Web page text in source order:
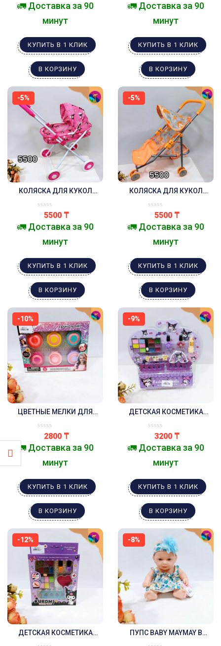
🚛 Доставка за 90
минут
КУПИТЬ В 1 КЛИК
В КОРЗИНУ
🚛 Доставка за 90
минут
КУПИТЬ В 1 КЛИК
В КОРЗИНУ
-5%
КОЛЯСКА ДЛЯ КУКОЛ
5500 ₸
🚛 Доставка за 90
минут
КУПИТЬ В 1 КЛИК
В КОРЗИНУ
-5%
КОЛЯСКА ДЛЯ КУКОЛ
5500 ₸
🚛 Доставка за 90
минут
КУПИТЬ В 1 КЛИК
В КОРЗИНУ
-10%
ЦВЕТНЫЕ МЕЛКИ ДЛЯ
2800 ₸
🚛 Доставка за 90
минут
КУПИТЬ В 1 КЛИК
В КОРЗИНУ
-9%
ДЕТСКАЯ КОСМЕТИКА
НОГТЕЙ ,ПИЛОЧКА ДЛЯ
НОГТЕЙ,ПОМАДА
3200 ₸
🚛 Доставка за 90
минут
КУПИТЬ В 1 КЛИК
В КОРЗИНУ
-12%
ДЕТСКАЯ КОСМЕТИКА
-8%
ПУПС BABY MAYMAY В